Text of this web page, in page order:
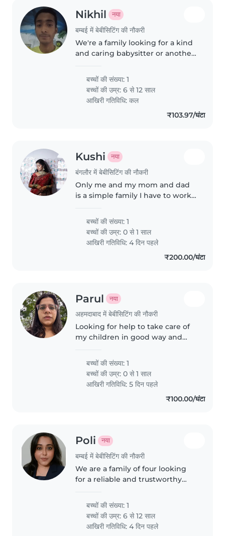
Nikhil नया
बम्बई में बेबीसिटिंग की नौकरी
We're a family looking for a kind
and caring babysitter or another
sporty child. Must be
comfortable with cooking and
have experience with children..
बच्चों की संख्या: 1
बच्चों की उम्र:6 से 12 साल
आखिरी गतिविधि: कल
₹103.97/घंटा
Kushi नया
बंगलौर में बेबीसिटिंग की नौकरी
Only me and my mom and dad
is a simple family I have to work
बच्चों की संख्या: 1
बच्चों की उम्र:0 से 1 साल
आखिरी गतिविधि: 4 दिन पहले
₹200.00/घंटा
Parul नया
अहमदाबाद में बेबीसिटिंग की नौकरी
Looking for help to take care of
my children in good way and
बच्चों की संख्या: 1
बच्चों की उम्र:0 से 1 साल
आखिरी गतिविधि: 5 दिन पहले
₹100.00/घंटा
Poli नया
बम्बई में बेबीसिटिंग की नौकरी
We are a family of four looking
for a reliable and trustworthy
responsibility will be to pick up
our child from the school bus
stop, safely accompany..
बच्चों की संख्या: 1
बच्चों की उम्र:6 से 12 साल
आखिरी गतिविधि: 4 दिन पहले